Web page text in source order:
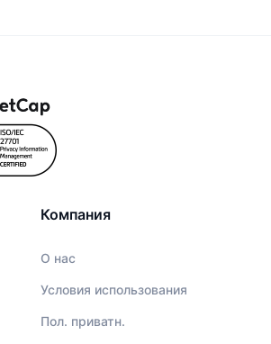
Компания
О нас
Условия использования
Пол. приватн.